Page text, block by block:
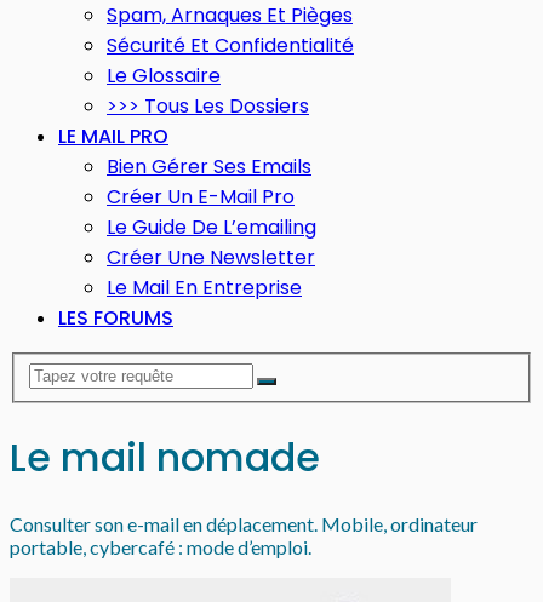
Spam, Arnaques Et Pièges
Sécurité Et Confidentialité
Le Glossaire
>>> Tous Les Dossiers
LE MAIL PRO
Bien Gérer Ses Emails
Créer Un E-Mail Pro
Le Guide De L’emailing
Créer Une Newsletter
Le Mail En Entreprise
LES FORUMS
Le mail nomade
Consulter son e-mail en déplacement. Mobile, ordinateur
portable, cybercafé : mode d’emploi.